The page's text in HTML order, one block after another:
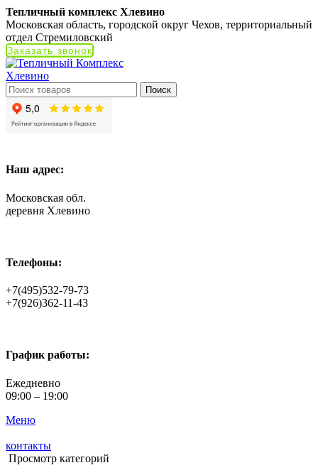
Тепличный комплекс Хлевино
Московская область, городской округ Чехов, территориальный
отдел Стремиловский
Заказать звонок
Поиск
Наш адрес:
Московская обл.
деревня Хлевино
Телефоны:
+7(495)532-79-73
+7(926)362-11-43
График работы:
Ежедневно
09:00 – 19:00
Меню
контакты
Просмотр категорий